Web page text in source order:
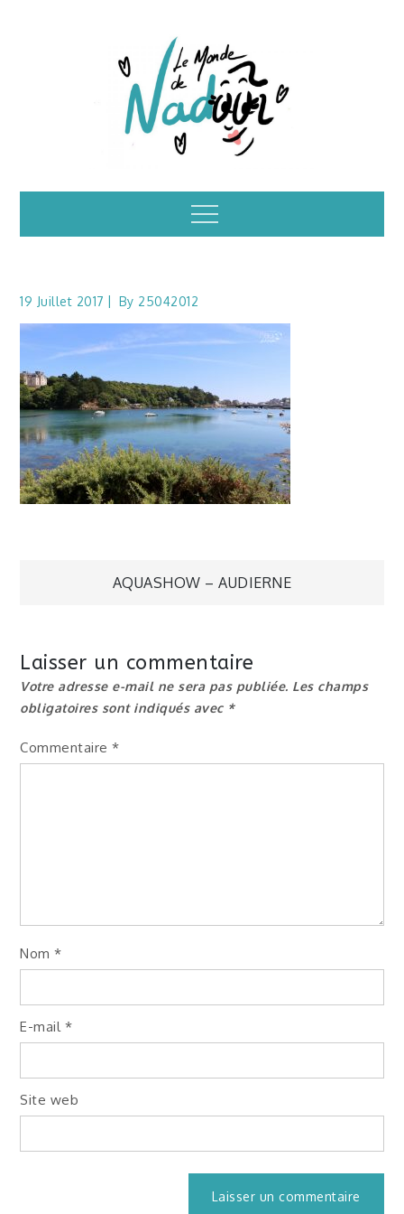
Illustrations – le
monde de Nadoo
Menu
19 Juillet 2017 By 25042012
Navigation
l’article
AQUASHOW – AUDIERNE
Laisser un commentaire
Votre adresse e-mail ne sera pas publiée. Les champs
obligatoires sont indiqués avec *
Commentaire*
Nom*
E-mail *
Site web